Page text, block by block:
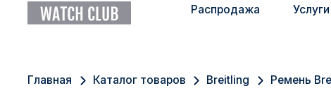
Санкт-Петербург
Распродажа Услуги
Главная Каталог товаров Breitling Ремень